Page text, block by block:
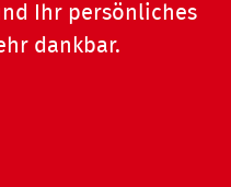
Ihr persönliches
dankbar.